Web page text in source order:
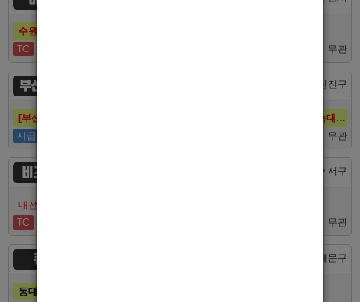
수원호빠 비스트 인증업소에서 알바 선수 구인합니다
TC
무관
부산 퍼스트 부산 > 부산진구
[부산호빠 퍼스트] 대한민국 1등규모! 서면호빠 12년째 독점! (구. 헤라,늑대,썸,버드)
시급
무관
비즈니스 대전 > 서구
대전호빠 최고의 팀 브라더에서 선수 추가모집합니다!
TC
무관
큐브 서울 > 동대문구
동대문호빠 큐브, 장안동호빠 최고의 대우로 선수 모집합니다.